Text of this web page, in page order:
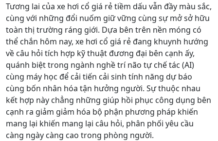
Tương lai của xe hơi cổ giá rẻ tiềm dấu vẫn đầy màu sắc,
cùng với những đổi nuốm giữ vững cùng sự mở sở hữu
toàn thị trường ráng giới. Dựa bên trên nền móng có
thể chắn hôm nay, xe hơi cổ giá rẻ đang khuynh hướng
về câu hỏi tích hợp kỹ thuật đương đại bên cạnh ấy,
quánh biệt trong ngành nghề trí não tự chế tác (AI)
cùng máy học để cải tiến cải sinh tính năng dự báo
cùng bốn nhân hóa tận hưởng người. Sự thuộc nhau
kết hợp này chẳng những giúp hồi phục công dụng bên
cạnh ra giảm giảm hóa bộ phận phương pháp khiến
mang lại khiến mang lại câu hỏi, phân phối yêu cầu
càng ngày càng cao trong phòng người.